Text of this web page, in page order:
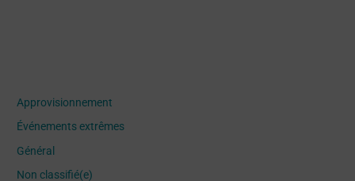
Approvisionnement
Événements extrêmes
Général
Non classifié(e)